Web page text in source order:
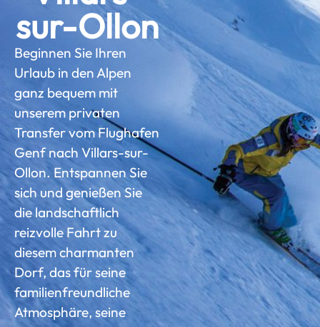
sur-Ollon
Beginnen Sie Ihren
Urlaub in den Alpen
ganz bequem mit
unserem privaten
Transfer vom Flughafen
Genf nach Villars-sur-
Ollon. Entspannen Sie
sich und genießen Sie
die landschaftlich
reizvolle Fahrt zu
diesem charmanten
Dorf, das für seine
familienfreundliche
Atmosphäre, seine